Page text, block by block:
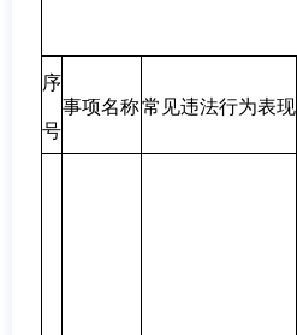
序
号
事项名称常见违法行为表现